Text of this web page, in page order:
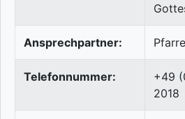
Ansprechpartner:
Telefonnummer:
+49
2018